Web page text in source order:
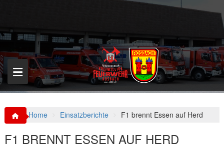
p
o
c
o
n
t
Home Einsatzberichte F1 brennt Essen auf Herd
F1 BRENNT ESSEN AUF HERD